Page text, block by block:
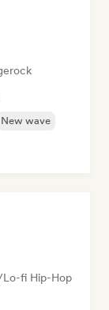
New wave
Lo-fi Hip-Hop